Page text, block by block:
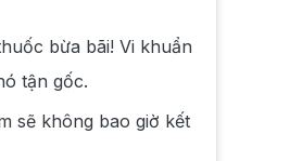
bừa bãi! Vi khuẩn
tận gốc.
sẽ không bao giờ kết